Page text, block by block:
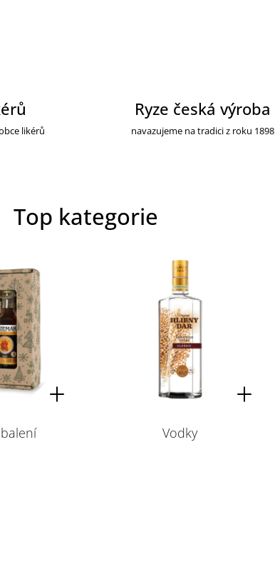
likérů
Ryze česká výroba
navazujeme na tradici z roku 1898
Top kategorie
Vodky